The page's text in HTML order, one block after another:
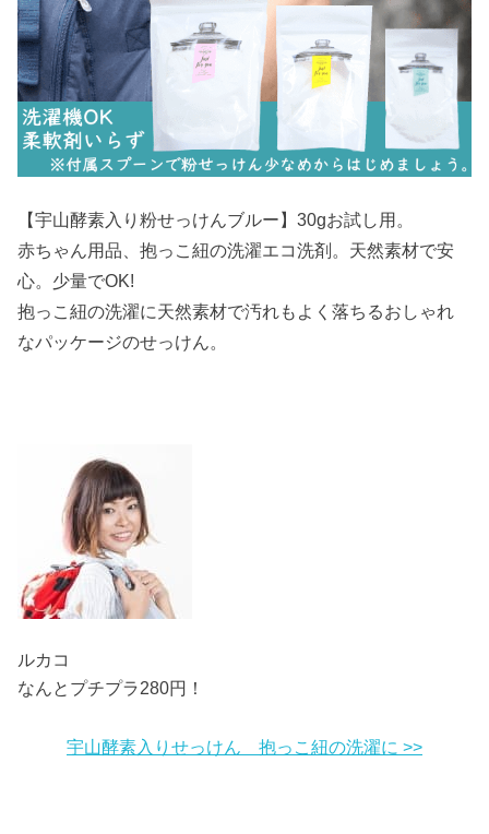
【宇山酵素入り粉せっけんブルー】30gお試し用。
赤ちゃん用品、抱っこ紐の洗濯エコ洗剤。天然素材で安
心。少量でOK!
抱っこ紐の洗濯に天然素材で汚れもよく落ちるおしゃれ
なパッケージのせっけん。
ルカコ
なんとプチプラ280円！
宇山酵素入りせっけん 抱っこ紐の洗濯に >>